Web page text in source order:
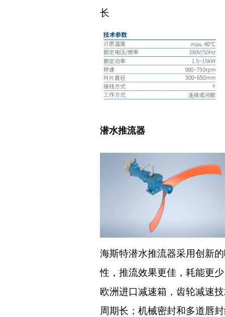
长
潜水推流器
海斯特潜水推流器采用创新
性，推流效果更佳，耗能更
欧洲进口减速箱，齿轮减速
周期长；机械密封和多道唇